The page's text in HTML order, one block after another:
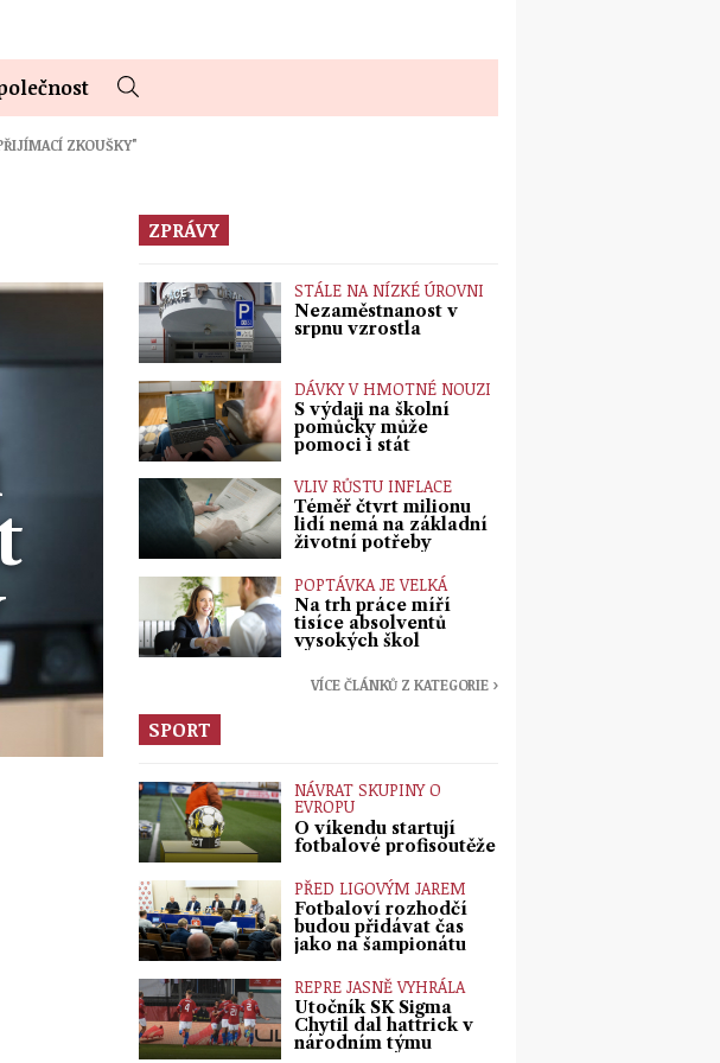
ZKOUŠKY"
ZPRÁVY
STÁLE NA NÍZKÉ ÚROVNI
Nezaměstnanost v
srpnu vzrostla
DÁVKY V HMOTNÉ NOUZI
S výdaji na školní
pomůcky může
pomoci i stát
VLIV RŮSTU INFLACE
Téměř čtvrt milionu
lidí nemá na základní
životní potřeby
POPTÁVKA JE VELKÁ
Na trh práce míří
tisíce absolventů
vysokých škol
VÍCE ČLÁNKŮ Z KATEGORIE ›
SPORT
NÁVRAT SKUPINY O
EVROPU
O víkendu startují
fotbalové profisoutěže
PŘED LIGOVÝM JAREM
Fotbaloví rozhodčí
budou přidávat čas
jako na šampionátu
REPRE JASNĚ VYHRÁLA
Útočník SK Sigma
Chytil dal hattrick v
národním týmu